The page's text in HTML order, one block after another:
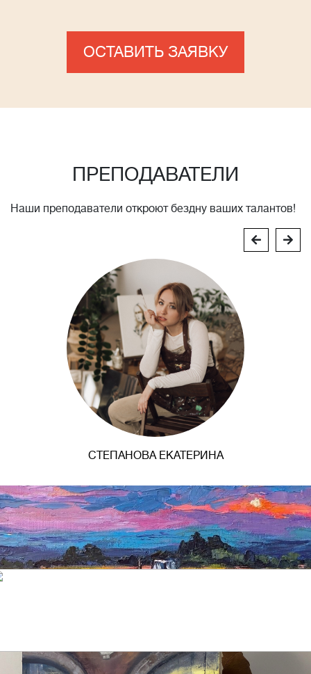
ОСТАВИТЬ ЗАЯВКУ
ПРЕПОДАВАТЕЛИ
Наши преподаватели откроют бездну ваших талантов!
СТЕПАНОВА ЕКАТЕРИНА